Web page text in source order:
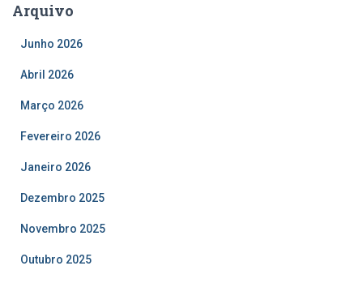
Arquivo
Junho 2026
Abril 2026
Março 2026
Fevereiro 2026
Janeiro 2026
Dezembro 2025
Novembro 2025
Outubro 2025